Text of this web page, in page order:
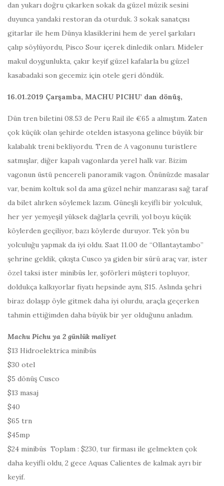
dan yukarı doğru çıkarken sokak da güzel müzik sesini
duyunca yandaki restoran da oturduk. 3 sokak sanatçısı
gitarlar ile hem Dünya klasiklerini hem de yerel şarkıları
çalıp söylüyordu, Pisco Sour içerek dinledik onları. Mideler
makul doygunlukta, çakır keyif güzel kafalarla bu güzel
kasabadaki son gecemiz için otele geri döndük.
16.01.2019 Çarşamba, MACHU PICHU’ dan dönüş,
Dün tren biletini 08.53 de Peru Rail ile €65 a almıştım. Zaten
çok küçük olan şehirde otelden istasyona gelince büyük bir
kalabalık treni bekliyordu. Tren de A vagonunu turistlere
satmışlar, diğer kapalı vagonlarda yerel halk var. Bizim
vagonun üstü pencereli panoramik vagon. Önünüzde masalar
var, benim koltuk sol da ama güzel nehir manzarası sağ taraf
da bilet alırken söylemek lazım. Güneşli keyifli bir yolculuk,
her yer yemyeşil yüksek dağlarla çevrili, yol boyu küçük
köylerden geçiliyor, bazı köylerde duruyor. Tek yön bu
yolculuğu yapmak da iyi oldu. Saat 11.00 de “Ollantaytambo”
şehrine geldik, çıkışta Cusco ya giden bir sürü araç var, ister
özel taksi ister minibüs ler, şoförleri müşteri topluyor,
doldukça kalkıyorlar fiyatı hepsinde aynı, S15. Aslında şehri
biraz dolaşıp öyle gitmek daha iyi olurdu, araçla geçerken
tahmin ettiğimden daha büyük bir yer olduğunu anladım.
Machu Pichu ya 2 günlük maliyet
$13 Hidroelektrica minibüs
$30 otel
$5 dönüş Cusco
$13 masaj
$40
$65 trn
$45mp
$24 minibüs Toplam : $230, tur firması ile gelmekten çok
daha keyifli oldu, 2 gece Aquas Calientes de kalmak ayrı bir
keyif.